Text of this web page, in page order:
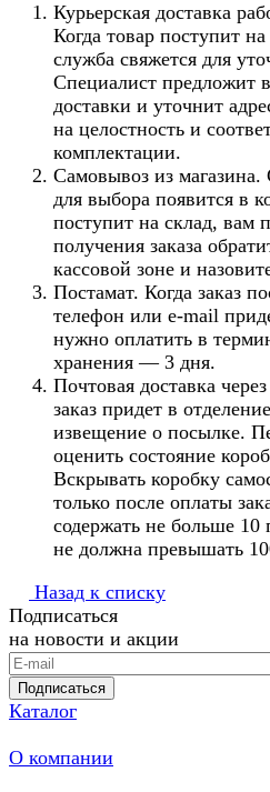
Курьерская доставка
Когда товар поступит
служба свяжется для
Специалист предложит
доставки и уточнит
на целостность и
комплектации.
Самовывоз из
для выбора появится в
поступит на склад, вам
получения заказа
кассовой зоне и
Постамат. Когда заказ
телефон или e-mail
нужно оплатить в
хранения — 3 дня.
Почтовая доставка
заказ придет в
извещение о посылке.
оценить состояние
Вскрывать коробку
только после оплаты
содержать не больше 10
не должна превышать
Назад к списку
Подписаться
на новости и акции
Подписаться
Каталог
О компании